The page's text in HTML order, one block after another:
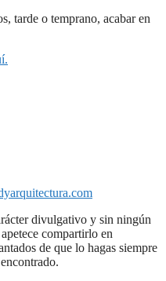
tarde o temprano, acabar en
divulgativo y sin ningún
compartirlo en
de que lo hagas siempre